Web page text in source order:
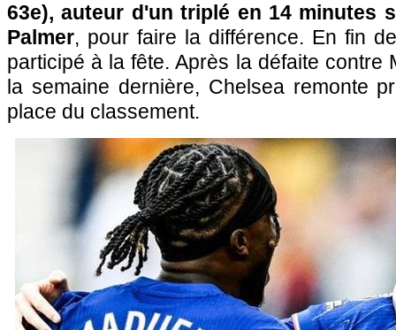
63e), auteur d'un triplé en 14 minutes
Palmer, pour faire la différence. En fin
participé à la fête. Après la défaite contre
la semaine dernière, Chelsea remonte
place du classement.